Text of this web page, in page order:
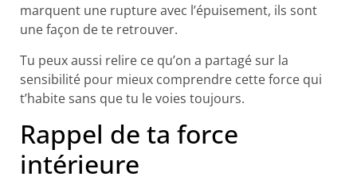
marquent une rupture avec l’épuisement, ils sont
une façon de te retrouver.
Tu peux aussi relire ce qu’on a partagé sur la
sensibilité pour mieux comprendre cette force qui
t’habite sans que tu le voies toujours.
Rappel de ta force
intérieure​